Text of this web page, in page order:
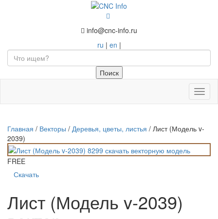
info@cnc-info.ru
ru | en |
Главная / Векторы / Деревья, цветы, листья / Лист (Модель v-
2039)
FREE
Скачать
Лист (Модель v-2039)